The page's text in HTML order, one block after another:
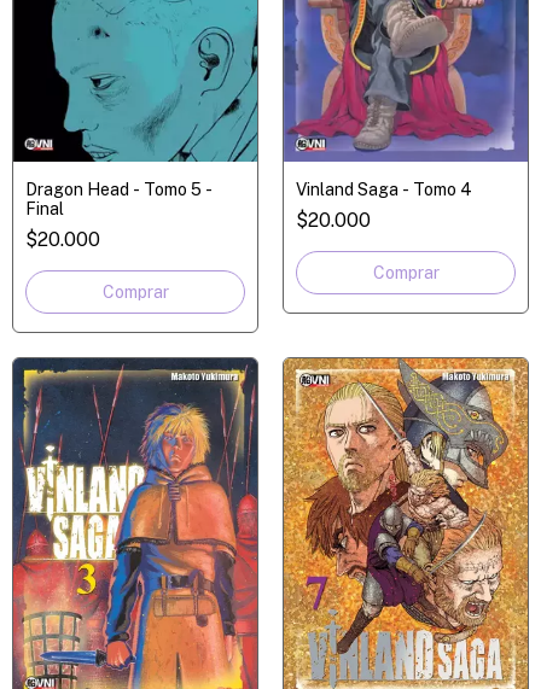
Dragon Head - Tomo 5 -
Final
$20.000
Vinland Saga - Tomo 4
$20.000